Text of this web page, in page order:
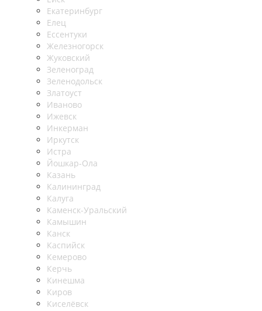
Екатеринбург
Елец
Ессентуки
Железногорск
Жуковский
Зеленоград
Зеленодольск
Златоуст
Иваново
Ижевск
Инкерман
Иркутск
Истра
Йошкар-Ола
Казань
Калининград
Калуга
Каменск-Уральский
Камышин
Канск
Каспийск
Кемерово
Керчь
Кинешма
Киров
Киселёвск